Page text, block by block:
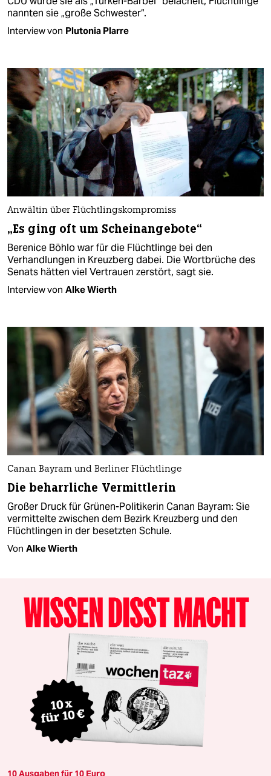
nannten sie „große Schwester“.
Interview von Plutonia Plarre
Anwältin über Flüchtlingskompromiss
„Es ging oft um Scheinangebote“
Berenice Böhlo war für die Flüchtlinge bei den
Verhandlungen in Kreuzberg dabei. Die Wortbrüche des
Senats hätten viel Vertrauen zerstört, sagt sie.
Interview von Alke Wierth
Canan Bayram und Berliner Flüchtlinge
Die beharrliche Vermittlerin
Großer Druck für Grünen-Politikerin Canan Bayram: Sie
vermittelte zwischen dem Bezirk Kreuzberg und den
Flüchtlingen in der besetzten Schule.
Von Alke Wierth
10 Ausgaben für 10 Euro